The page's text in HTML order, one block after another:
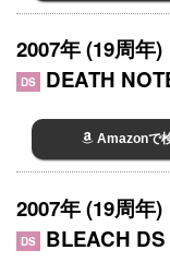
2007年 (19周年)
DS DEATH
Amazonで
2007年 (19周年)
DS BLEACH